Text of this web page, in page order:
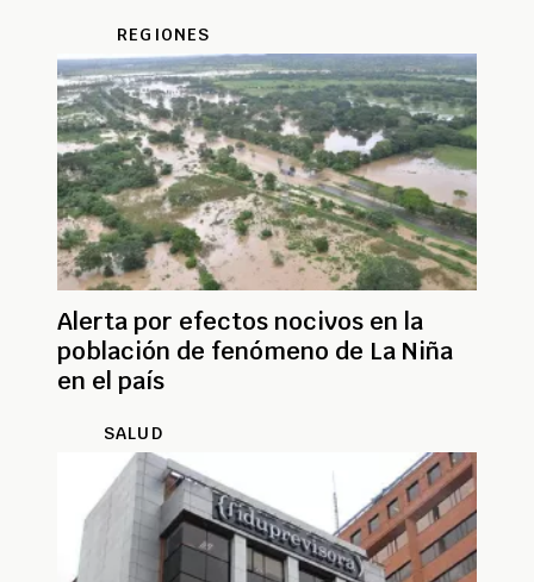
REGIONES
Alerta por efectos nocivos en la
población de fenómeno de La Niña
en el país
SALUD